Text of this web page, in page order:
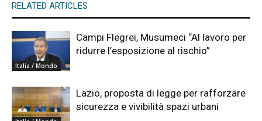
RELATED ARTICLES
Italia / Mondo
Campi Flegrei, Musumeci “Al lavoro per
ridurre l’esposizione al rischio”
Lazio, proposta di legge per rafforzare
sicurezza e vivibilità spazi urbani